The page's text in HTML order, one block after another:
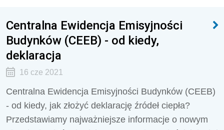
Centralna Ewidencja Emisyjności
Budynków (CEEB) - od kiedy,
deklaracja
16 cze 2021
Centralna Ewidencja Emisyjności Budynków (CEEB)
- od kiedy, jak złożyć deklarację źródeł ciepła?
Przedstawiamy najważniejsze informacje o nowym